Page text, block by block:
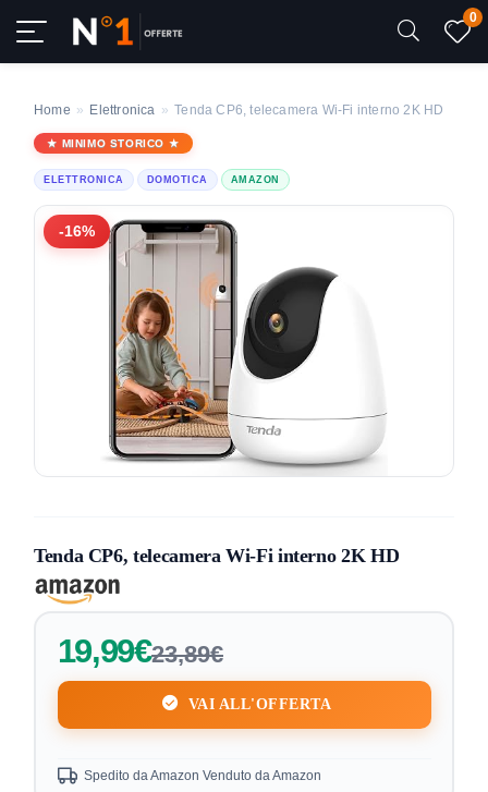
0
Home » Elettronica » Tenda CP6, telecamera Wi-Fi interno 2K HD
MINIMO STORICO
ELETTRONICA DOMOTICA AMAZON
-16%
Tenda CP6, telecamera Wi-Fi interno 2K HD
19,99€23,89€
VAI ALL'OFFERTA
Spedito da Amazon Venduto da Amazon